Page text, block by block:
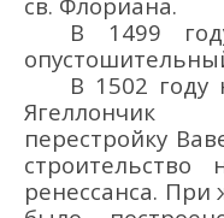
В 1499
В 1502 году
Ягеллончик
перестройку
строительство
ренессанса. При